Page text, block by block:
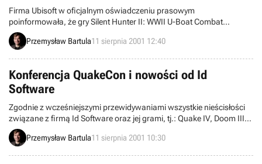
Firma Ubisoft w oficjalnym oświadczeniu prasowym
poinformowała, że gry Silent Hunter II: WWII U-Boat Combat
Simulator oraz Destroyer Command trafią do zachodnich sklepów
odpowiednio 14 października oraz 12 listopada bieżącego roku.
Przemysław Bartula11 sierpnia 2001 12:40
Konferencja QuakeCon i nowości od Id
Software
Zgodnie z wcześniejszymi przewidywaniami wszystkie nieścisłości
związane z firmą Id Software oraz jej grami, tj.: Quake IV, Doom III
oraz Return to Castle Wolfenstein zostały wyjaśnione na konferencji
QuakeCon i teraz pokrótce je przedstawię.
Przemysław Bartula11 sierpnia 2001 10:30